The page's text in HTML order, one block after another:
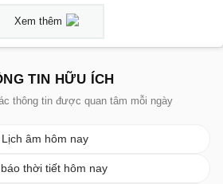
Xem thêm
TIN HỮU ÍCH
thông tin được quan tâm mỗi ngày
Lịch âm hôm nay
thời tiết hôm nay